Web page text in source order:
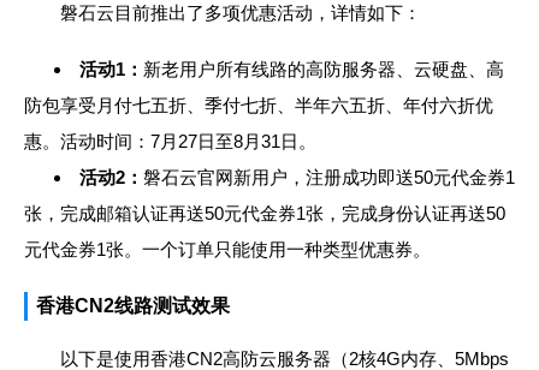
磐石云目前推出了多项优惠活动，详情如下：
活动1： 新老用户所有线路的高防服务器、云硬盘、高
防包享受月付七五折、季付七折、半年六五折、年付六折优
惠。活动时间：7月27日至8月31日。
活动2： 磐石云官网新用户，注册成功即送50元代金券1
张，完成邮箱认证再送50元代金券1张，完成身份认证再送50
元代金券1张。一个订单只能使用一种类型优惠券。
香港CN2线路测试效果
以下是使用香港CN2高防云服务器（2核4G内存、5Mbps